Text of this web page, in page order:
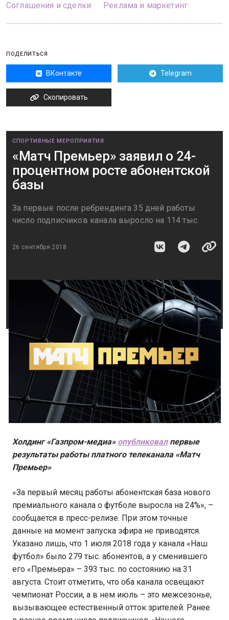
Соглашения и сделки Реклама и маркетинг
ПОДЕЛИТЬСЯ
ВКонтакте Telegram
Скопировать
СПОРТИВНЫЕ МЕРОПРИЯТИЯ
«Матч Премьер» заявил о 24-
процентном росте абонентской
базы
За первые после ребрендинга 35 дней работы
число подписчиков канала выросло на 114 тыс.
26 сентября 2018
Холдинг «Газпром-медиа» опубликовалпервые
результаты работы платного телеканала «Матч
Премьер»
«За первый месяц работы абонентская база нового
премиального канала о футболе выросла на 24%», –
сообщается в пресс-релизе. При этом точные
данные на момент запуска эфира не приводятся.
Указано лишь, что 1 июля 2018 года у канала «Наш
футбол» было 279 тыс. абонентов, а у сменившего
его «Премьера» – 393 тыс. по состоянию на 31
августа. Стоит отметить, что оба канала освещают
чемпионат России, а в нем июль – это межсезонье,
вызывающее естественный отток зрителей. Ранее